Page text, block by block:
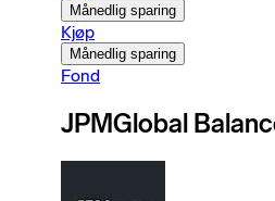
Månedlig sparing
Kjøp
Månedlig sparing
Fond
JPMGlobal